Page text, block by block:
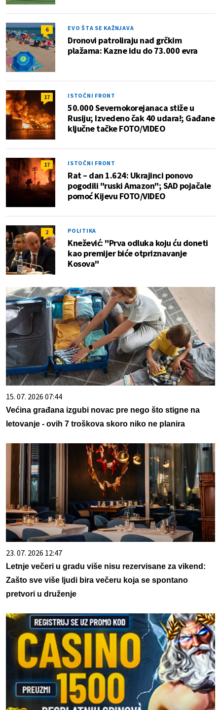
6 EVO ŠTA SE KAŽNJAVA
Dronovi patroliraju nad grčkim
plažama: Kazne idu do 73.000 evra
17 ISTOČNI FRONT
50.000 Severnokorejanaca stiže u
Rusiju; Izvedeno čak 40 udara!; Gađane
ključne tačke FOTO/VIDEO
17 ISTOČNI FRONT
Rat – dan 1.624: Ukrajinci ponovo
pogodili "ruski Amazon"; SAD pojačale
pomoć Kijevu FOTO/VIDEO
2 POLITIKA
Knežević: "Prva odluka koju ću doneti
kao premijer biće otpriznavanje
Kosova"
15. 07. 2026 07:44
Većina građana izgubi novac pre nego što stigne na
letovanje - ovih 7 troškova skoro niko ne planira
23. 07. 2026 12:47
Letnje večeri u gradu više nisu rezervisane za vikend:
Zašto sve više ljudi bira večeru koja se spontano
pretvori u druženje